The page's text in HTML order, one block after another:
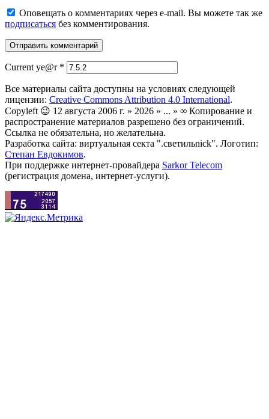
Оповещать о комментариях через e-mail. Вы можете так же
подписаться без комментирования.
Current ye@r *
Все материалы сайта доступны на условиях следующей
лицензии: Creative Commons Attribution 4.0 International.
Copyleft 😉 12 августа 2006 г. » 2026 » ... » ∞ Копирование и
распространение материалов разрешено без ограничений.
Ссылка не обязательна, но желательна.
Разработка сайта: виртуальная секта ".светильnick". Логотип:
Степан Евдокимов.
При поддержке интернет-провайдера Sarkor Telecom
(регистрация домена, интернет-услуги).